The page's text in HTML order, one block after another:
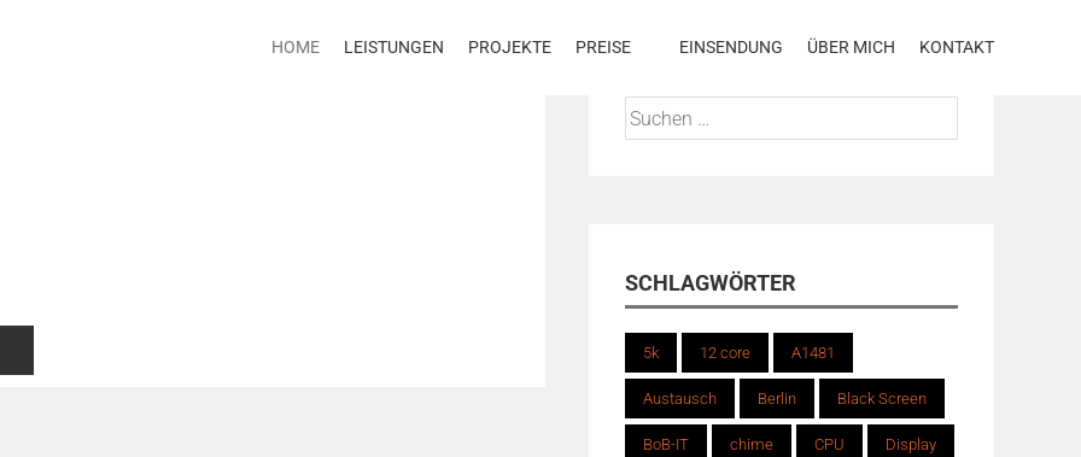
HOME LEISTUNGEN PROJEKTE PREISE EINSENDUNG ÜBER MICH KONTAKT
Suchen
nach:
SCHLAGWÖRTER
5k 12 core A1481
Austausch Berlin Black Screen
BoB-IT chime CPU Display